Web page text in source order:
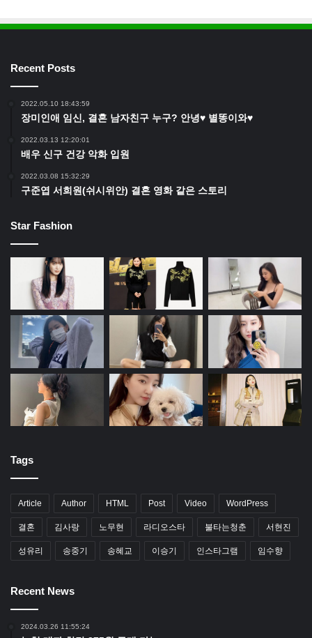
Recent Posts
2022.05.10 18:43:59
장미인애 임신, 결혼 남자친구 누구? 안녕♥ 별똥이와♥
2022.03.13 12:20:01
배우 신구 건강 악화 입원
2022.03.08 15:32:29
구준엽 서희원(쉬시위안) 결혼 영화 같은 스토리
Star Fashion
Tags
Article Author HTML Post Video WordPress
결혼 김사랑 노무현 라디오스타 불타는청춘 서현진
성유리 송중기 송혜교 이승기 인스타그램 임수향
Recent News
2024.03.26 11:55:24